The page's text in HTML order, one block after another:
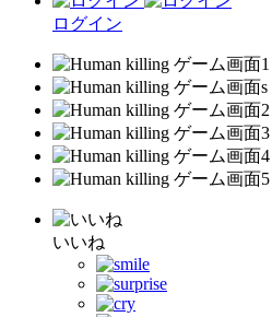
ログイン
いいね